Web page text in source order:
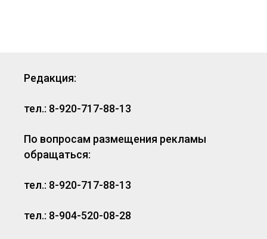
Редакция:
тел.: 8-920-717-88-13
По вопросам размещения рекламы
обращаться:
тел.: 8-920-717-88-13
тел.: 8-904-520-08-28